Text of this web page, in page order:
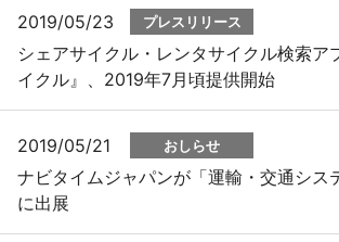
2019/05/23 プレスリリース
シェアサイクル・レンタサイクル検索ア
イクル』、2019年7月頃提供開始
2019/05/21 おしらせ
ナビタイムジャパンが「運輸・交通シス
に出展